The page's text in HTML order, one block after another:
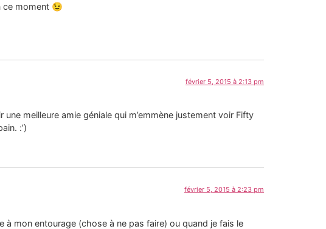
ce moment 😉
février 5, 2015 à 2:13 pm
meilleure amie géniale qui m’emmène justement voir Fifty
:’)
février 5, 2015 à 2:23 pm
à mon entourage (chose à ne pas faire) ou quand je fais le